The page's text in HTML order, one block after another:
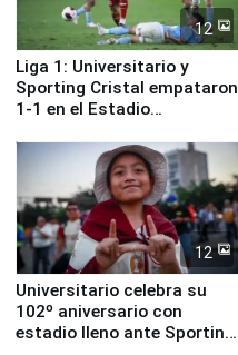
12
Liga 1: Universitario y
Sporting Cristal empataron
1-1 en el Estadio
12
Universitario celebra su
102º aniversario con
estadio lleno ante Sporting